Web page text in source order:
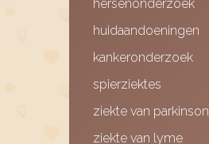
hersenonderzoek
huidaandoeningen
kankeronderzoek
spierziektes
ziekte van parkinson
ziekte van lyme